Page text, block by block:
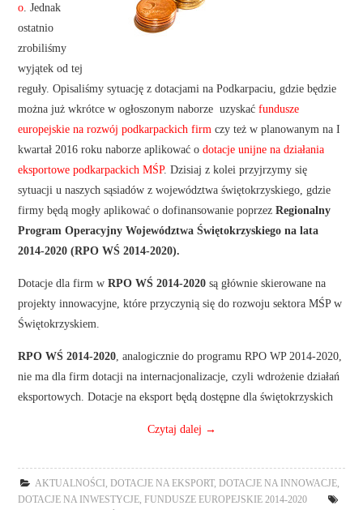
o. Jednak
ostatnio
zrobiliśmy
wyjątek od tej
reguły. Opisaliśmy sytuację z dotacjami na Podkarpaciu, gdzie będzie
można już wkrótce w ogłoszonym naborze uzyskaćfundusze
europejskie na rozwój podkarpackich firmczy też w planowanym na I
kwartał 2016 roku naborze aplikować odotacje unijne na działania
eksportowe podkarpackich MŚP. Dzisiaj z kolei przyjrzymy się
sytuacji u naszych sąsiadów z województwa świętokrzyskiego, gdzie
firmy będą mogły aplikować o dofinansowanie poprzezRegionalny
Program Operacyjny Województwa Świętokrzyskiego na lata
2014-2020 (RPO WŚ 2014-2020).
Dotacje dla firm wRPO WŚ 2014-2020 są głównie skierowane na
projekty innowacyjne, które przyczynią się do rozwoju sektora MŚP w
Świętokrzyskiem.
RPO WŚ 2014-2020, analogicznie do programu RPO WP 2014-2020,
nie ma dla firm dotacji na internacjonalizacje, czyli wdrożenie działań
eksportowych. Dotacje na eksport będą dostępne dla świętokrzyskich
Czytaj dalej →
AKTUALNOŚCI ,DOTACJE NA EKSPORT,DOTACJE NA INNOWACJE,
DOTACJE NA INWESTYCJE, FUNDUSZE EUROPEJSKIE 2014-2020